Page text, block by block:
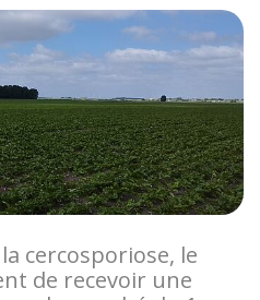
cercosporiose, le
de recevoir une